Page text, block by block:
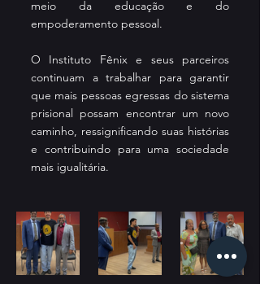
meio da educação e do
empoderamento pessoal.
O Instituto Fênix e seus parceiros
continuam a trabalhar para garantir
que mais pessoas egressas do sistema
prisional possam encontrar um novo
caminho, ressignificando suas histórias
e contribuindo para uma sociedade
mais igualitária.